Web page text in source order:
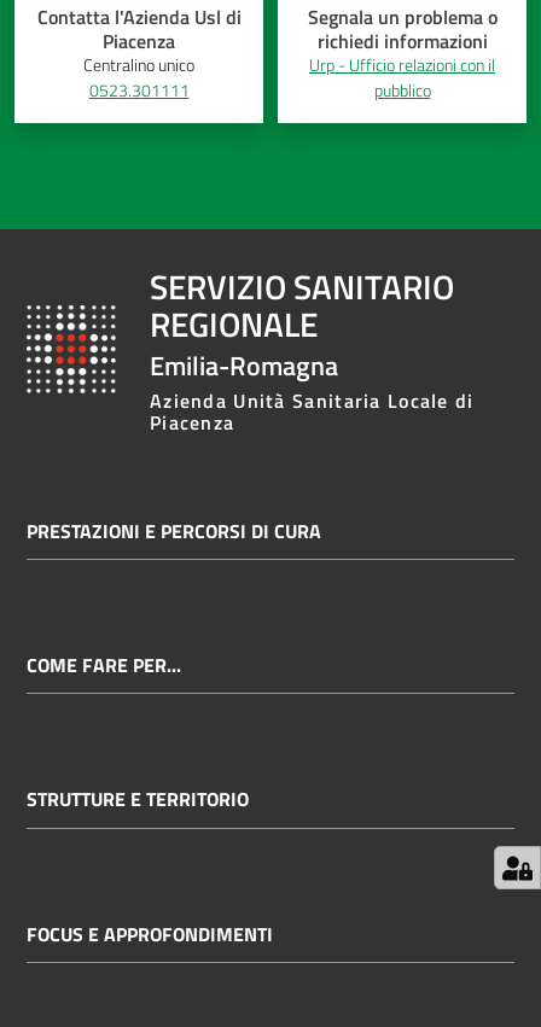
Seguici
Contatta l'Azienda Usl di
Piacenza
Centralino unico
0523.301111
Segnala un problema o
richiedi informazioni
Urp - Ufficio relazioni con il
pubblico
SERVIZIO SANITARIO
REGIONALE
Emilia-Romagna
Azienda Unità Sanitaria Locale di
Piacenza
PRESTAZIONI E PERCORSI DI CURA
COME FARE PER...
STRUTTURE E TERRITORIO
FOCUS E APPROFONDIMENTI